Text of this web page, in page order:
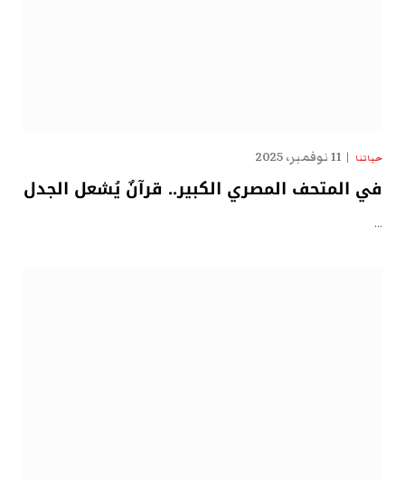
حياتنا 11 نوفمبر، 2025
في المتحف المصري الكبير.. قرآنٌ يُشعل الجدل
…